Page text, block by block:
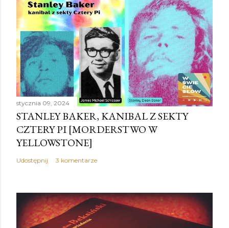
stycznia 09, 2024
STANLEY BAKER, KANIBAL Z SEKTY
CZTERY PI [MORDERSTWO W
YELLOWSTONE]
Udostępnij 3 komentarze